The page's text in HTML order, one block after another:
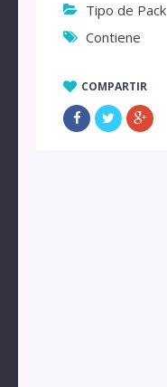
Tipo de Pack
Contiene
COMPARTIR